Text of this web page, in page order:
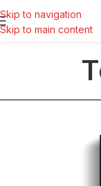
Skip to navigation
Skip to main content